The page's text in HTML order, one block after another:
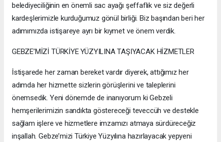
belediyeciliğinin en önemli sac ayağı şeffaflık ve siz değerli
kardeşlerimizle kurduğumuz gönül birliği. Biz başından beri her
adımımızda istişareye ayrı bir kıymet ve önem verdik.
GEBZE’MİZİ TÜRKİYE YÜZYILINA TAŞIYACAK HİZMETLER
İstişarede her zaman bereket vardır diyerek, attığımız her
adımda her hizmette sizlerin görüşlerini ve taleplerini
önemsedik. Yeni dönemde de inanıyorum ki Gebzeli
hemşerilerimizin sandıkta göstereceği teveccüh ve destekle
sağlam işlere ve hizmetlere imzamızı atmaya sürdüreceğiz
inşallah. Gebze’mizi Türkiye Yüzyılına hazırlayacak yepyeni